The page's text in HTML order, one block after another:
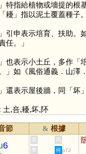
特指給植物或墻提的根
耰」指以泥土覆蓋種子。
引申表示培育、扶助。
任。」
也表示小土丘，多作「
」如《風俗通義．山澤
還表示屋後牆，同「坏
土,咅,耰,坏,阫
節 & 根據
6
黃 周
李 何 p72